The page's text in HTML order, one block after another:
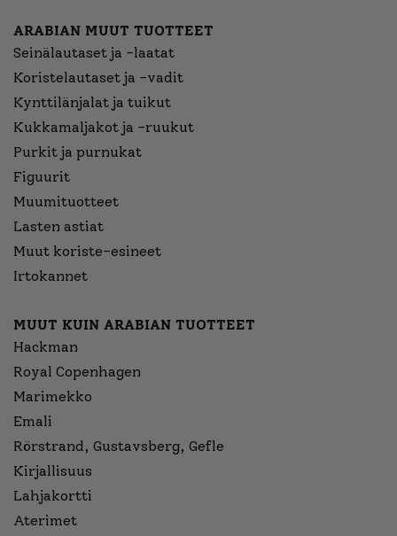
ARABIAN MUUT TUOTTEET
Seinälautaset ja -laatat
Koristelautaset ja -vadit
Kynttilänjalat ja tuikut
Kukkamaljakot ja -ruukut
Purkit ja purnukat
Figuurit
Muumituotteet
Lasten astiat
Muut koriste-esineet
Irtokannet
MUUT KUIN ARABIAN TUOTTEET
Hackman
Royal Copenhagen
Marimekko
Emali
Rörstrand, Gustavsberg, Gefle
Kirjallisuus
Lahjakortti
Aterimet